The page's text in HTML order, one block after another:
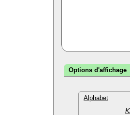
Options d'affichage
Alphabet